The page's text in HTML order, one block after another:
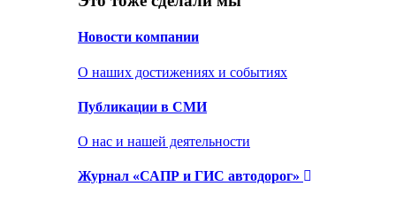
Новости компании
О наших достижениях и событиях
Публикации в СМИ
О нас и нашей деятельности
Журнал «САПР и ГИС автодорог»